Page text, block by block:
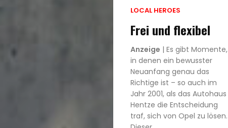
LOCAL HEROES
Frei und flexibel
Anzeige | Es gibt Momente,
in denen ein bewusster
Neuanfang genau das
Richtige ist – so auch im
Jahr 2001, als das Autohaus
Hentze die Entscheidung
traf, sich von Opel zu lösen.